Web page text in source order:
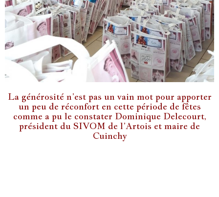
La générosité n’est pas un vain mot pour apporter
un peu de réconfort en cette période de fêtes
comme a pu le constater Dominique Delecourt,
président du SIVOM de l’Artois et maire de
Cuinchy